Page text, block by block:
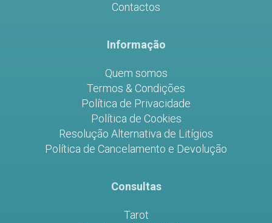
Contactos
Informação
Quem somos
Termos & Condições
Política de Privacidade
Política de Cookies
Resolução Alternativa de Litígios
Política de Cancelamento e Devolução
Consultas
Tarot